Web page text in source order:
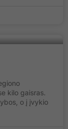
kilo gaisras.
o į įvykio